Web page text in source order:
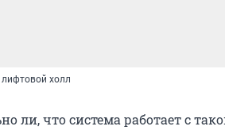
лифтовой холл
ли, что система работает с